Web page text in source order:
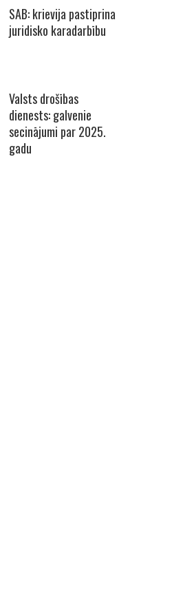
SAB: krievija pastiprina
juridisko karadarbību
Valsts drošības
dienests: galvenie
secinājumi par 2025.
gadu